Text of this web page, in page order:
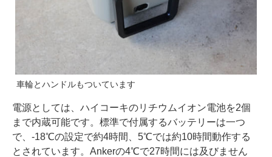
車輪とハンドルもついています
電源としては、ハイコーキのリチウムイオン電池を2個
まで内蔵可能です。標準で付属するバッテリーは一つ
で、-18℃の設定で約4時間、5℃では約10時間動作する
とされています。Ankerの4℃で27時間には及びません